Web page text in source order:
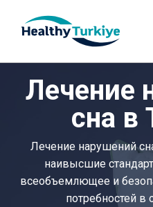
p
Лечение
сна в
Лечение нарушений
наивысшие
всеобъемлющее и
потребностей в